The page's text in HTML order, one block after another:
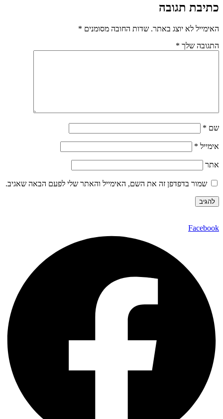
כתיבת תגובה
האימייל לא יוצג באתר. שדות החובה מסומנים *
התגובה שלך *
שם *
אימייל *
אתר
שמור בדפדפן זה את השם, האימייל והאתר שלי לפעם הבאה שאגיב.
Facebook